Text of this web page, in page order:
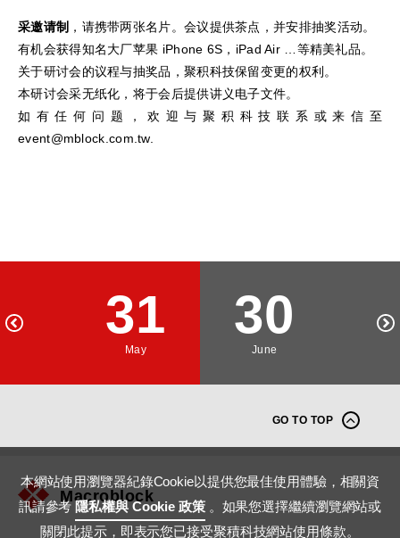
采邀请制 ，请携带两张名片。会议提供茶点，并安排抽奖活动。
有机会获得知名大厂苹果 iPhone 6S，iPad Air …等精美礼品。
关于研讨会的议程与抽奖品，聚积科技保留变更的权利。
本研讨会采无纸化，将于会后提供讲义电子文件。
如有任何问题，欢迎与聚积科技联系或来信至
event@mblock.com.tw.
31
May
30
June
GO TO TOP
Macroblock
本網站使用瀏覽器紀錄Cookie以提供您最佳使用體驗，相關資
訊請參考 隱私權與 Cookie 政策 。如果您選擇繼續瀏覽網站或
關閉此提示，即表示您已接受聚積科技網站使用條款。